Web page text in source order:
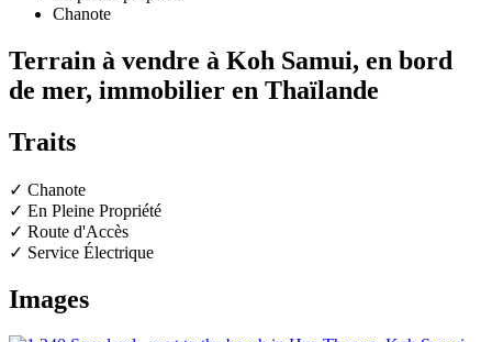
Chanote
Terrain à vendre à Koh Samui, en bord
de mer, immobilier en Thaïlande
Traits
✓ Chanote
✓ En Pleine Propriété
✓ Route d'Accès
✓ Service Électrique
Images